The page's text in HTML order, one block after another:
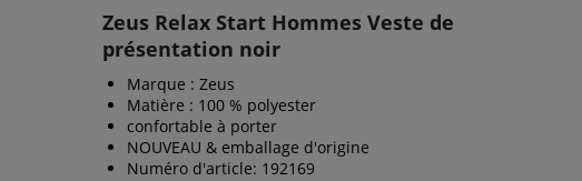
Zeus Relax Start Hommes Veste de
présentation noir
Marque : Zeus
Matière : 100 % polyester
confortable à porter
NOUVEAU & emballage d'origine
Numéro d'article: 192169